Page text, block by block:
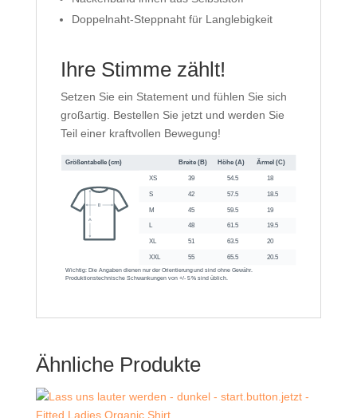
Doppelnaht-Steppnaht für Langlebigkeit
Ihre Stimme zählt!
Setzen Sie ein Statement und fühlen Sie sich
großartig. Bestellen Sie jetzt und werden Sie
Teil einer kraftvollen Bewegung!
Ähnliche Produkte